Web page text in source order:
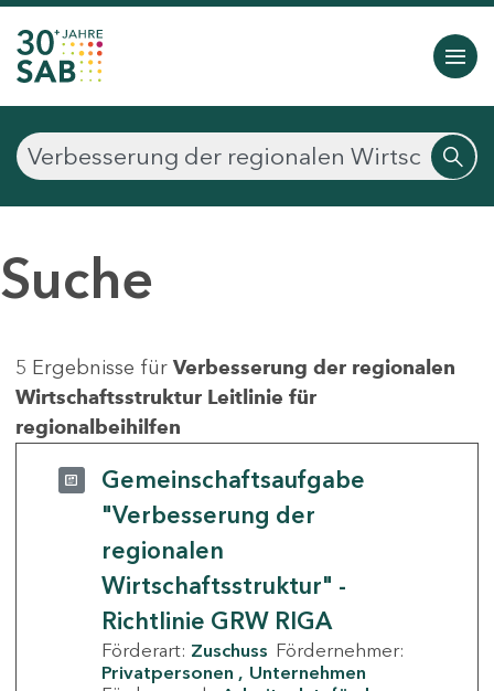
Suche
5 Ergebnisse für Verbesserung der regionalen
Wirtschaftsstruktur Leitlinie für
regionalbeihilfen
Gemeinschaftsaufgabe
"Verbesserung der
regionalen
Wirtschaftsstruktur" -
Richtlinie GRW RIGA
Förderart: Zuschuss Fördernehmer:
Privatpersonen
Unternehmen